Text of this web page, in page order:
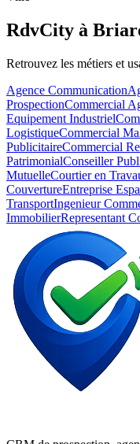
RdvCity à
Retrouvez les métiers et
Agence Communication
ProspectionCommercial
Equipement Industriel
LogistiqueCommercial
PublicitaireCommercial
PatrimonialConseiller
MutuelleCourtier en
CouvertureEntreprise
TransportIngenieur
ImmobilierRepresentant